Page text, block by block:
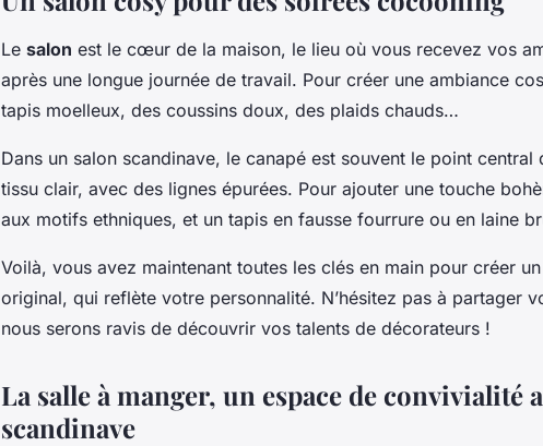
Le salon est le cœur de la maison, le lieu où vous recevez vos
après une longue journée de travail. Pour créer une ambiance
tapis moelleux, des coussins doux, des plaids chauds…
Dans un salon scandinave, le canapé est souvent le point
tissu clair, avec des lignes épurées. Pour ajouter une touche
aux motifs ethniques, et un tapis en fausse fourrure ou en laine
Voilà, vous avez maintenant toutes les clés en main pour créer
original, qui reflète votre personnalité. N’hésitez pas à partager
nous serons ravis de découvrir vos talents de décorateurs !
La salle à manger, un espace de convivialité
scandinave